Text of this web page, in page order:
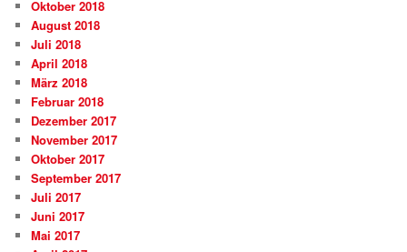
Oktober 2018
August 2018
Juli 2018
April 2018
März 2018
Februar 2018
Dezember 2017
November 2017
Oktober 2017
September 2017
Juli 2017
Juni 2017
Mai 2017